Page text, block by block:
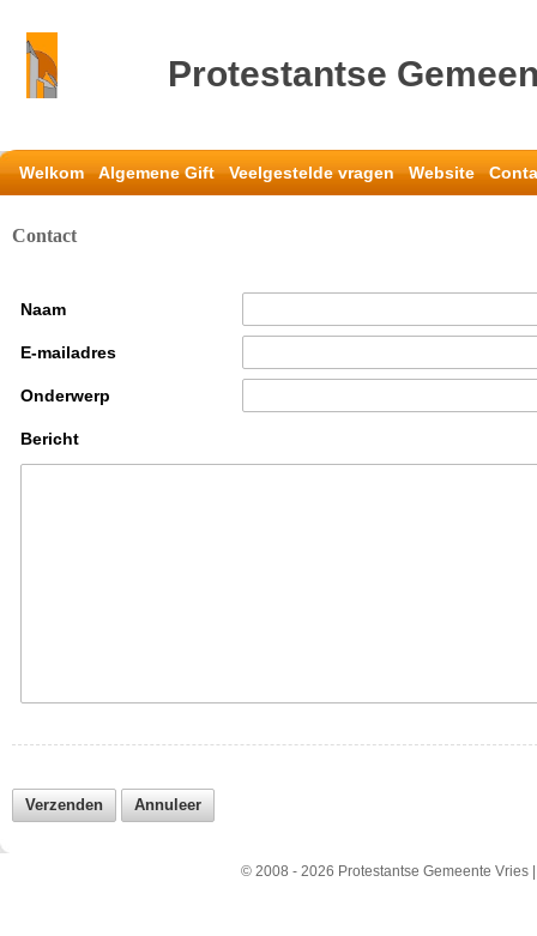
Protestantse
Welkom Algemene Gift Veelgestelde vragen Website
Contact
Naam
E-mailadres
Onderwerp
Bericht
© 2008 - 2026 Protestantse Gemeente Vries